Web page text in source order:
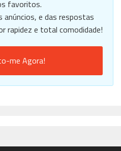
favoritos.
anúncios, e das respostas
rapidez e total comodidade!
me Agora!